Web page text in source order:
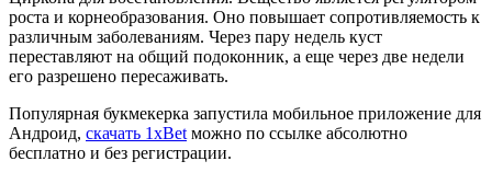
роста и корнеобразования. Оно повышает сопротивляемость к
различным заболеваниям. Через пару недель куст
переставляют на общий подоконник, а еще через две недели
его разрешено пересаживать.
Популярная букмекерка запустила мобильное приложение для
Андроид, скачать 1xBet можно по ссылке абсолютно
бесплатно и без регистрации.